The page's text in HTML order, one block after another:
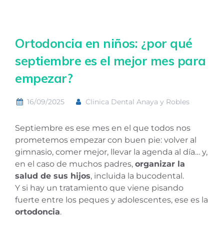
Ortodoncia en niños: ¿por qué
septiembre es el mejor mes para
empezar?
16/09/2025 Clinica Dental Anaya y Robles
Septiembre es ese mes en el que todos nos
prometemos empezar con buen pie: volver al
gimnasio, comer mejor, llevar la agenda al día… y,
en el caso de muchos padres, organizar la
salud de sus hijos, incluida la bucodental.
Y si hay un tratamiento que viene pisando
fuerte entre los peques y adolescentes, ese es la
ortodoncia.